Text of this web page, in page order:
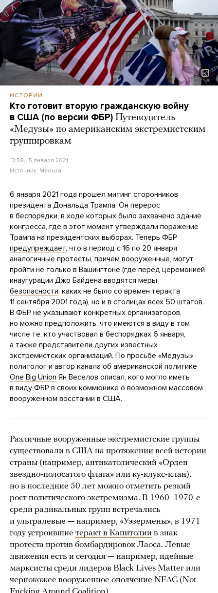
ИСТОРИИ
Кто готовит вторую гражданскую войну
в США (по версии ФБР) Путеводитель
«Медузы» по американским экстремистским
группировкам
13:58, 15 января 2021
Источник: Meduza
6 января 2021 года прошел митинг сторонников
президента Дональда Трампа. Он перерос
в беспорядки, в ходе которых было захвачено здание
конгресса, где в этот момент утверждали поражение
Трампа на президентских выборах. Теперь ФБР
предупреждает, что в период с 16 по 20 января
аналогичные протесты, причем вооруженные, могут
пройти не только в Вашингтоне (где перед церемонией
инаугурации Джо Байдена вводятся меры
безопасности, каких не было со времен теракта
11 сентября 2001 года), но и в столицах всех 50 штатов.
В ФБР не указывают конкретных организаторов,
но можно предположить, что имеются в виду в том
числе те, кто участвовал в беспорядках 6 января,
а также представители других известных
экстремистских организаций. По просьбе «Медузы»
политолог и автор канала об американской политике
One Big Union Ян Веселов описал, кого могло иметь
в виду ФБР в своих коммюнике о возможном массовом
вооруженном восстании в США.
Различные вооруженные экстремистские группы
существовали в США на протяжении всей истории
страны (например, антикатолический «Орден
звездно-полосатого флага» или ку-клукс-клан),
но в последние 50 лет можно отметить резкий
рост политического экстремизма. В 1960–1970-е
среди радикальных групп встречались
и ультралевые — например, «Уэзермены», в 1971
году устроившие теракт в Капитолии в знак
протеста против бомбардировок Лаоса. Левые
движения есть и сегодня — например, идейные
марксисты среди лидеров Black Lives Matter или
чернокожее вооруженное ополчение NFAC (Not